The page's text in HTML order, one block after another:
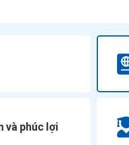
và phúc lợi